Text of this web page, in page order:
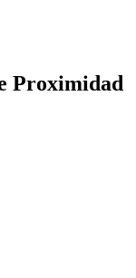
Proximidad